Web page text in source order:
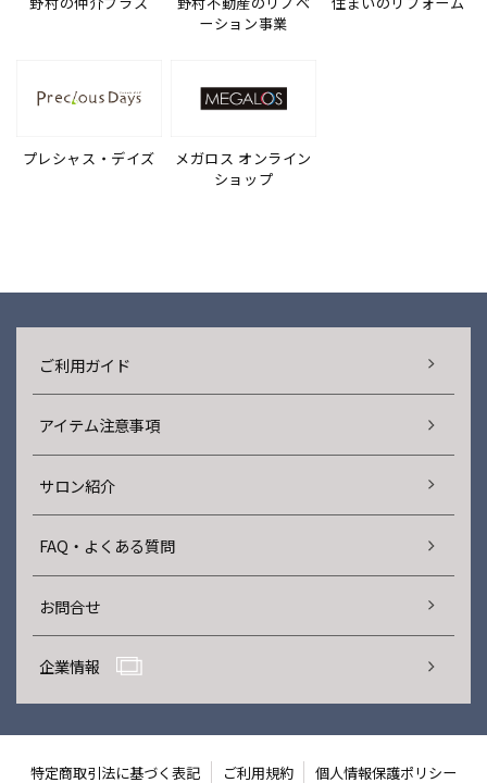
ーション事業
プレシャス・デイズ
メガロス オンライン
ショップ
ご利用ガイド
アイテム注意事項
サロン紹介
FAQ・よくある質問
お問合せ
企業情報
特定商取引法に基づく表記 ご利用規約 個人情報保護ポリシー